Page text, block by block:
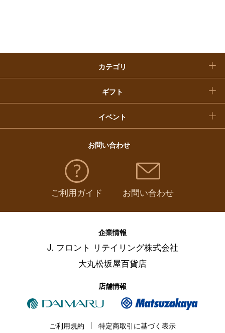
カテゴリ
ギフト
イベント
福袋
お問い合わせ
ご利用ガイド お問い合わせ
企業情報
J. フロント リテイリング株式会社
大丸松坂屋百貨店
店舗情報
ご利用規約 特定商取引に基づく表示